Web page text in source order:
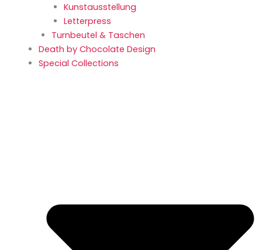
Kunstaus­stellung
Letterpress
Turnbeutel & Taschen
Death by Chocolate Design
Special Collections